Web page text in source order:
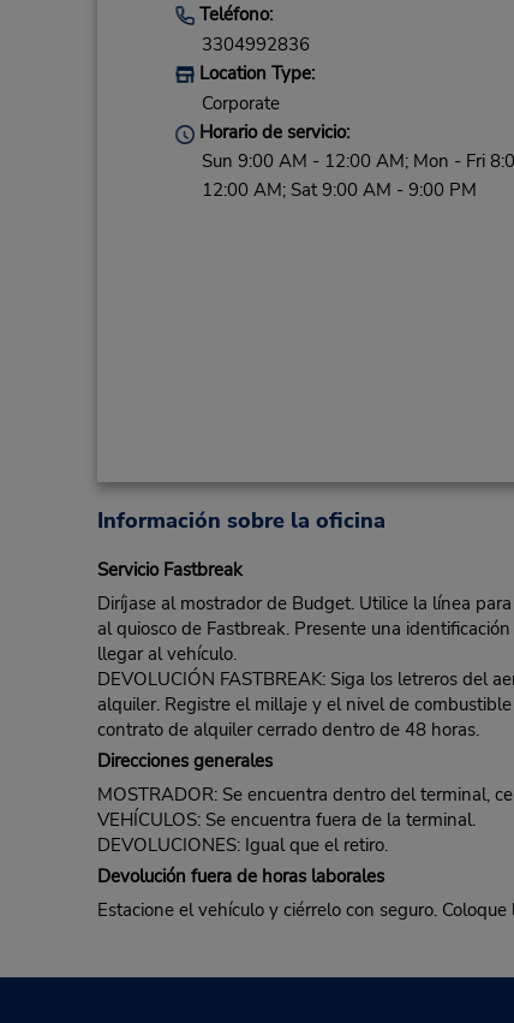
Teléfono:
3304992836
Location Type:
Corporate
Horario de servicio:
Sun 9:00 AM - 12:00 AM; Mon - Fri
12:00 AM; Sat 9:00 AM - 9:00 PM
Información sobre la oficina
Servicio Fastbreak
Diríjase al mostrador de Budget. Utilice la línea
al quiosco de Fastbreak. Presente una
llegar al vehículo.
DEVOLUCIÓN FASTBREAK: Siga los letreros del
alquiler. Registre el millaje y el nivel de
contrato de alquiler cerrado dentro de 48 horas.
Direcciones generales
MOSTRADOR: Se encuentra dentro del terminal,
VEHÍCULOS: Se encuentra fuera de la terminal.
DEVOLUCIONES: Igual que el retiro.
Devolución fuera de horas laborales
Estacione el vehículo y ciérrelo con seguro.